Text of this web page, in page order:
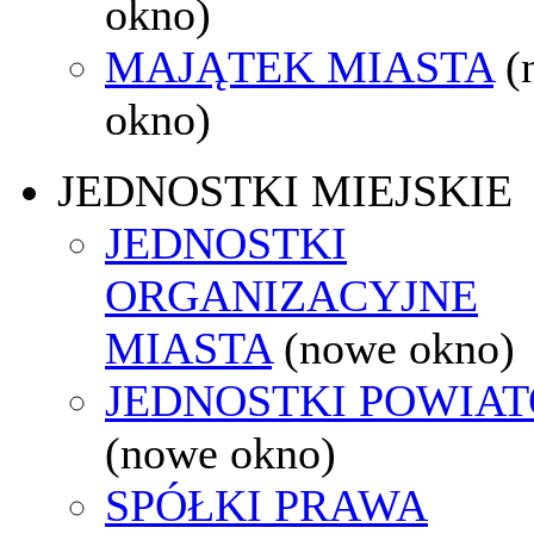
okno)
MAJĄTEK MIASTA
okno)
JEDNOSTKI MIEJSKIE
JEDNOSTKI
ORGANIZACYJNE
MIASTA (nowe okno)
JEDNOSTKI
(nowe okno)
SPÓŁKI PRAWA